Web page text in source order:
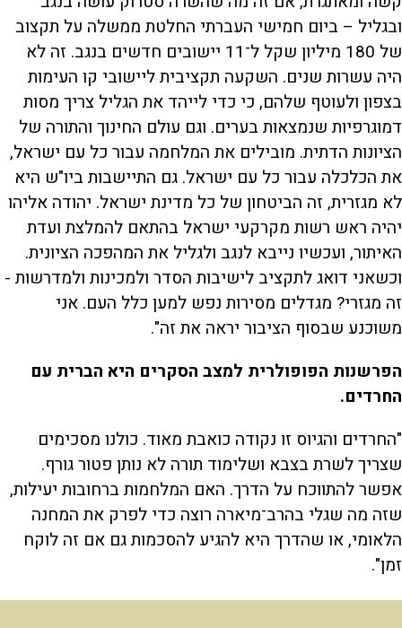
ובגליל – ביום חמישי העברתי החלטת ממשלה על תקצוב
של 180 מיליון שקל ל־11 יישובים חדשים בנגב. זה לא
היה עשרות שנים. השקעה תקציבית ליישובי קו העימות
בצפון ולעוטף שלהם, כי כדי לייהד את הגליל צריך מסות
דמוגרפיות שנמצאות בערים. וגם עולם החינוך והתורה של
הציונות הדתית. מובילים את המלחמה עבור כל עם ישראל,
את הכלכלה עבור כל עם ישראל. גם התיישבות ביו"ש היא
לא מגזרית, זה הביטחון של כל מדינת ישראל. יהודה אליהו
יהיה ראש רשות מקרקעי ישראל בהתאם להמלצת ועדת
האיתור, ועכשיו נייבא לנגב ולגליל את המהפכה הציונית.
וכשאני דואג לתקציב לישיבות הסדר ולמכינות ולמדרשות -
זה מגזרי? מגדלים מסירות נפש למען כלל העם. אני
משוכנע שבסוף הציבור יראה את זה".
הפרשנות הפופולרית למצב הסקרים היא הברית עם
החרדים.
"החרדים והגיוס זו נקודה כואבת מאוד. כולנו מסכימים
שצריך לשרת בצבא ושלימוד תורה לא נותן פטור גורף.
אפשר להתווכח על הדרך. האם המלחמות ברחובות יעילות,
שזה מה שגלי בהרב־מיארה רוצה כדי לפרק את המחנה
הלאומי, או שהדרך היא להגיע להסכמות גם אם זה לוקח
זמן".